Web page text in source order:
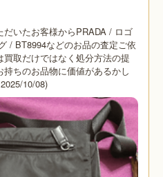
いたお客様からPRADA / ロゴ
/ BT8994などのお品の査定ご依
取だけではなく処分方法の提
ちのお品物に価値があるかし
10/08)